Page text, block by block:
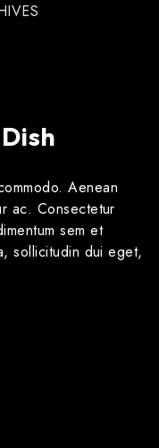
Aenean
ac. Consectetur
sem et
sollicitudin dui eget,